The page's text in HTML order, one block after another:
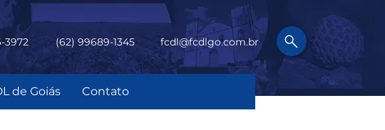
3972 (62) 99689-1345 fcdl@fcdlgo.com.br
de Goiás Contato